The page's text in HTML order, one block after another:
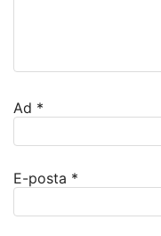
Ad *
E-posta *